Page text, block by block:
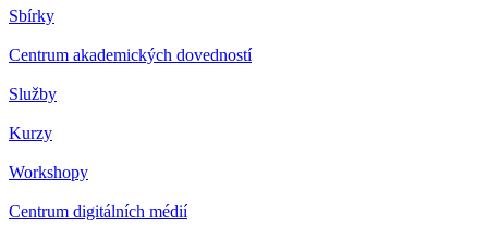
Sbírky
Centrum akademických dovedností
Služby
Kurzy
Workshopy
Centrum digitálních médií